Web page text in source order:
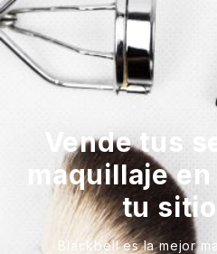
Vende tus
maquillaje
tu sitio
Blackbell es la mejor